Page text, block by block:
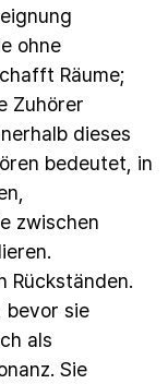
ohne
Räume;
Zuhörer
dieses
bedeutet, in
zwischen
Rückständen.
bevor sie
als
Sie